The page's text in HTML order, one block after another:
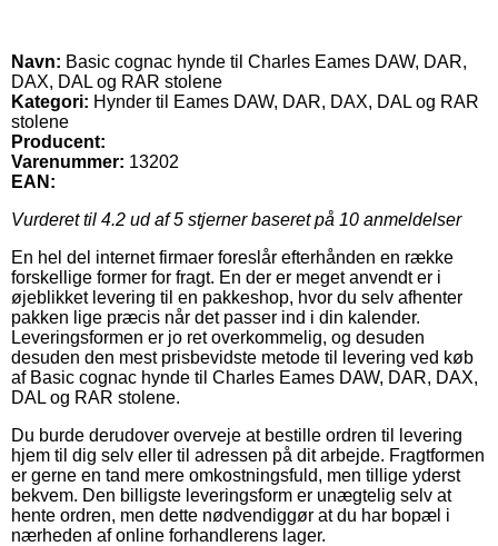
Navn: Basic cognac hynde til Charles Eames DAW, DAR,
DAX, DAL og RAR stolene
Kategori: Hynder til Eames DAW, DAR, DAX, DAL og RAR
stolene
Producent:
Varenummer: 13202
EAN:
Vurderet til 4.2 ud af 5 stjerner baseret på 10 anmeldelser
En hel del internet firmaer foreslår efterhånden en række
forskellige former for fragt. En der er meget anvendt er i
øjeblikket levering til en pakkeshop, hvor du selv afhenter
pakken lige præcis når det passer ind i din kalender.
Leveringsformen er jo ret overkommelig, og desuden
desuden den mest prisbevidste metode til levering ved køb
af Basic cognac hynde til Charles Eames DAW, DAR, DAX,
DAL og RAR stolene.
Du burde derudover overveje at bestille ordren til levering
hjem til dig selv eller til adressen på dit arbejde. Fragtformen
er gerne en tand mere omkostningsfuld, men tillige yderst
bekvem. Den billigste leveringsform er unægtelig selv at
hente ordren, men dette nødvendiggør at du har bopæl i
nærheden af online forhandlerens lager.